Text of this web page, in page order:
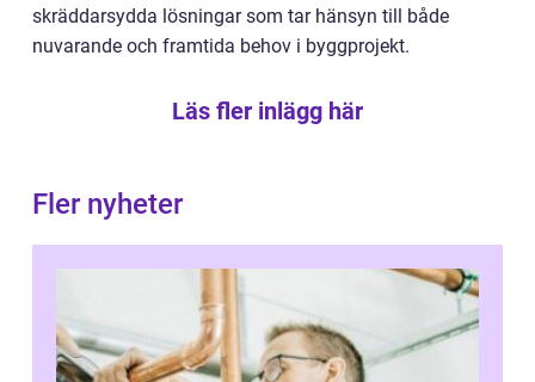
skräddarsydda lösningar som tar hänsyn till både
nuvarande och framtida behov i byggprojekt.
Läs fler inlägg här
Fler nyheter